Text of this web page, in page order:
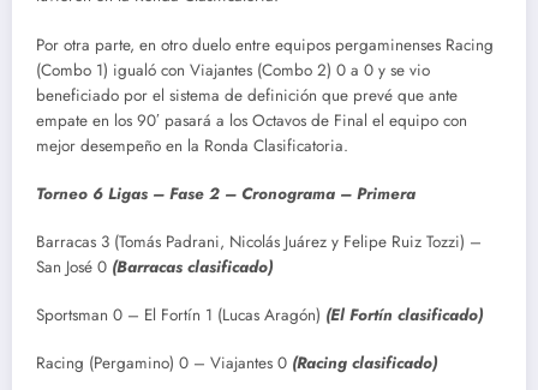
Por otra parte, en otro duelo entre equipos pergaminenses Racing
(Combo 1) igualó con Viajantes (Combo 2) 0 a 0 y se vio
beneficiado por el sistema de definición que prevé que ante
empate en los 90′ pasará a los Octavos de Final el equipo con
mejor desempeño en la Ronda Clasificatoria.
Torneo 6 Ligas – Fase 2 – Cronograma – Primera
Barracas 3 (Tomás Padrani, Nicolás Juárez y Felipe Ruiz Tozzi) –
San José 0 (Barracas clasificado)
Sportsman 0 – El Fortín 1 (Lucas Aragón) (El Fortín clasificado)
Racing (Pergamino) 0 – Viajantes 0 (Racing clasificado)